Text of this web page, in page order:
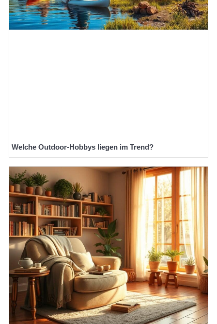
Welche Outdoor-Hobbys liegen im Trend?